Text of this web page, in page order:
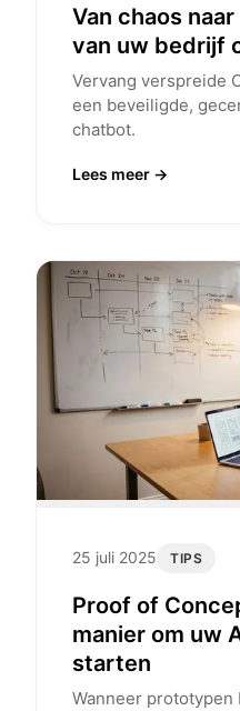
Van chaos
van uw bedrijf
Vervang verspreide
een beveiligde,
chatbot.
Lees meer →
25 juli 2025 TIPS
Proof of
manier om uw
starten
Wanneer prototypen